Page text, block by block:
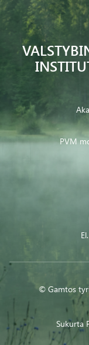
PVM
© Gamtos
Sukurta